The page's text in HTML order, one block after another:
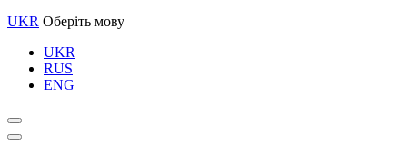
UKR Оберіть мову
UKR
RUS
ENG